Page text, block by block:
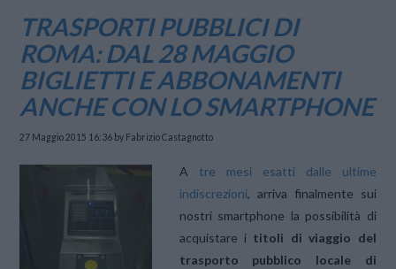
TRASPORTI PUBBLICI DI
ROMA: DAL 28 MAGGIO
BIGLIETTI E ABBONAMENTI
ANCHE CON LO SMARTPHONE
27 Maggio 2015 16:36 by Fabrizio Castagnotto
A tre mesi esatti dalle ultime
indiscrezioni, arriva finalmente sui
nostri smartphone la possibilità di
acquistare i titoli di viaggio del
trasporto pubblico locale di